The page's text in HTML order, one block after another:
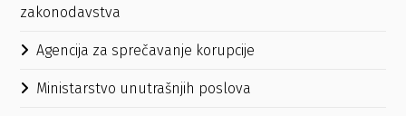
zakonodavstva
Agencija za sprečavanje korupcije
Ministarstvo unutrašnjih poslova